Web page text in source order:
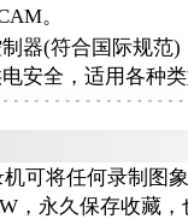
。
器(符合国际规范
安全，适用各种
可将任何录制图
，永久保存收藏